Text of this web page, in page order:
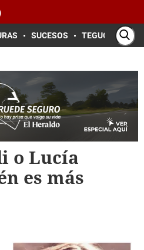
SUCESOS TEGUCIGALPA
o Lucía
es más